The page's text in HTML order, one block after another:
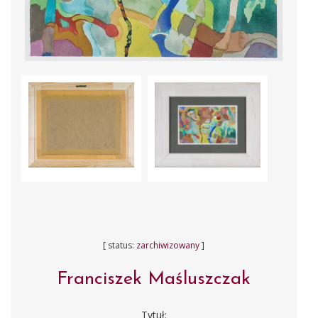
[ status: zarchiwizowany]
Franciszek Maśluszczak
Tytuł: